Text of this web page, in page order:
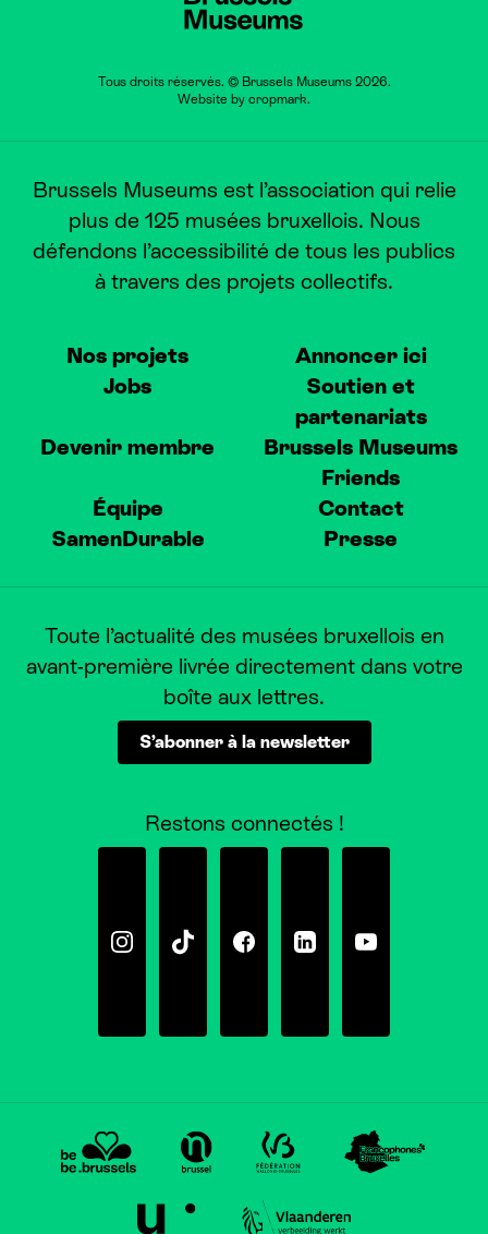
Tous droits réservés. © Brussels Museums 2026.
Website by cropmark.
Brussels Museums est l’association qui relie
plus de 125 musées bruxellois. Nous
défendons l’accessibilité de tous les publics
à travers des projets collectifs.
Nos projets
Annoncer ici
Jobs
Soutien et
partenariats
Devenir membre
Brussels Museums
Friends
Équipe
Contact
SamenDurable
Presse
Toute l’actualité des musées bruxellois en
avant-première livrée directement dans votre
boîte aux lettres.
S’abonner à la newsletter
Restons connectés !
InstagramTiktok FacebookLinkedinYoutube